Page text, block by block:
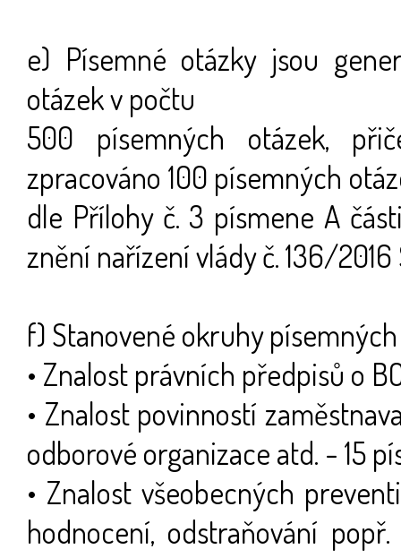
e) Písemné otázky jsou
otázek v počtu
500 písemných otázek,
zpracováno 100 písemných
dle Přílohy č. 3 písmene A
znění nařízení vlády č. 136/2016
f) Stanovené okruhy
• Znalost právních předpisů o
• Znalost povinností
odborové organizace atd. - 15
• Znalost všeobecných
hodnocení, odstraňování